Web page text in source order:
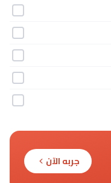
جربه الآن